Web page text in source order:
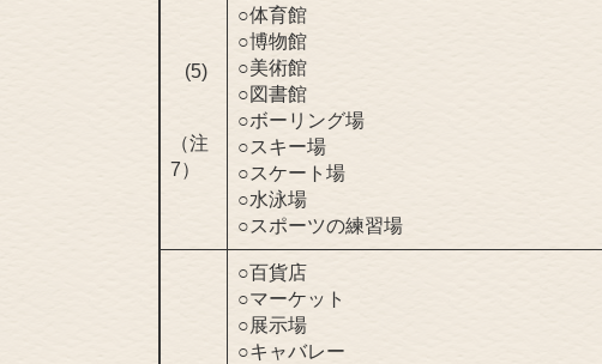
(5)
（注
7）
○体育館
○博物館
○美術館
○図書館
○ボーリング場
○スキー場
○スケート場
○水泳場
○スポーツの練習場
○百貨店
○マーケット
○展示場
○キャバレー